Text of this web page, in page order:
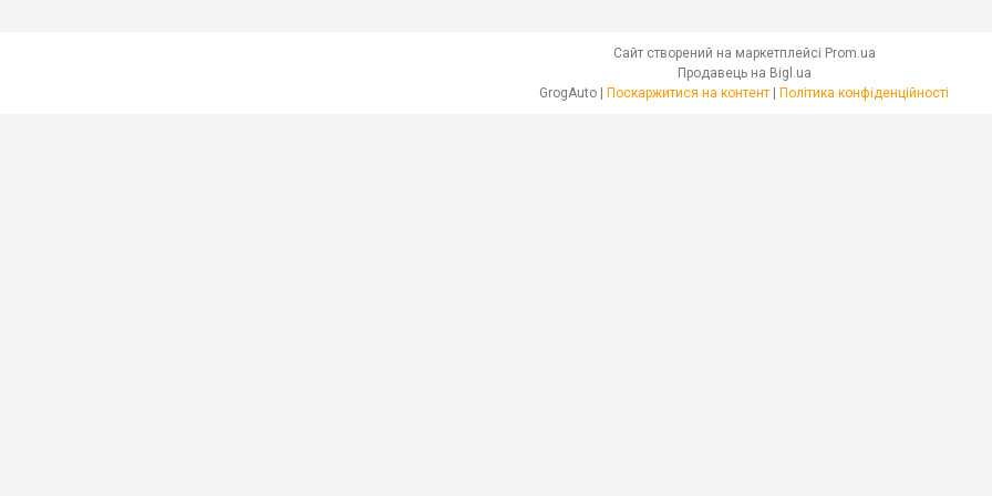
Сайт створений на маркетплейсі Prom.ua
Продавець на Bigl.ua
GrogAuto | Поскаржитися на контент | Політика конфіденційності